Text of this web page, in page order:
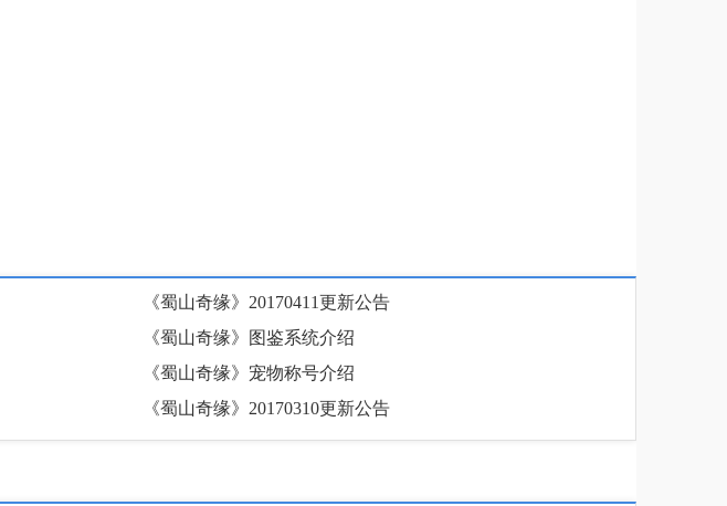
《蜀山奇缘》20170411更新公告
《蜀山奇缘》图鉴系统介绍
《蜀山奇缘》宠物称号介绍
《蜀山奇缘》20170310更新公告